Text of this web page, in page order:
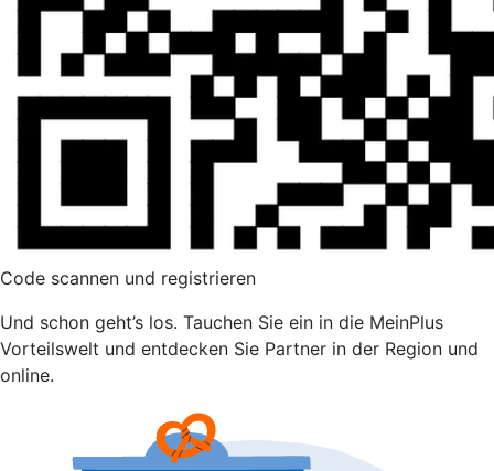
Code scannen und registrieren
Und schon geht’s los. Tauchen Sie ein in die MeinPlus
Vorteilswelt und entdecken Sie Partner in der Region und
online.